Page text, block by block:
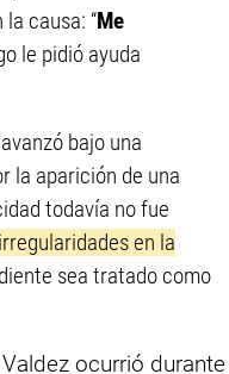
causa: “Me
le pidió ayuda
bajo una
la aparición de una
todavía no fue
irregularidades en la
sea tratado como